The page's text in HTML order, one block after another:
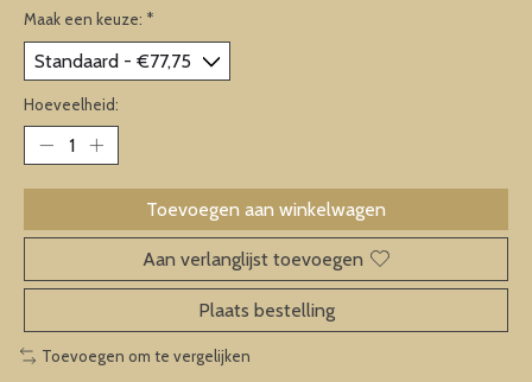
Maak een keuze: *
Hoeveelheid:
Toevoegen aan winkelwagen
Aan verlanglijst toevoegen
Plaats bestelling
Toevoegen om te vergelijken